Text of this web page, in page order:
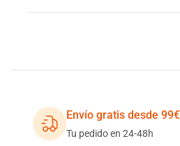
Envío gratis desde 99€
Tu pedido en 24-48h